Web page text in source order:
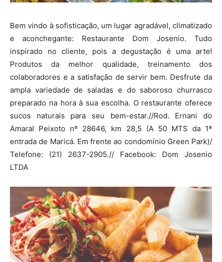
Bem vindo à sofisticação, um lugar agradável, climatizado
e aconchegante: Restaurante Dom Josenio. Tudo
inspirado no cliente, pois a degustação é uma arte!
Produtos da melhor qualidade, treinamento dos
colaboradores e a satisfação de servir bem. Desfrute da
ampla variedade de saladas e do saboroso churrasco
preparado na hora à sua escolha. O restaurante oferece
sucos naturais para seu bem-estar.//Rod. Ernani do
Amaral Peixoto nº 28646, km 28,5 (A 50 MTS da 1ª
entrada de Maricá. Em frente ao condomínio Green Park)/
Telefone: (21) 2637-2905.// Facebook: Dom Josenio
LTDA